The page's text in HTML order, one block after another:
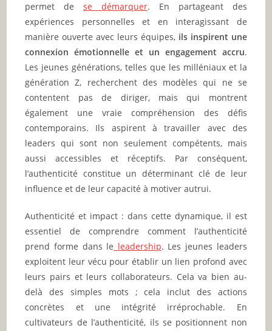
permet dese démarquer. En partageant des
expériences personnelles et en interagissant de
manière ouverte avec leurs équipes, ils inspirent une
connexion émotionnelle et un engagement accru.
Les jeunes générations, telles que les milléniaux et la
génération Z, recherchent des modèles qui ne se
contentent pas de diriger, mais qui montrent
également une vraie compréhension des défis
contemporains. Ils aspirent à travailler avec des
leaders qui sont non seulement compétents, mais
aussi accessibles et réceptifs. Par conséquent,
l’authenticité constitue un déterminant clé de leur
influence et de leur capacité à motiver autrui.
Authenticité et impact : dans cette dynamique, il est
essentiel de comprendre comment l’authenticité
prend forme dans le leadership. Les jeunes leaders
exploitent leur vécu pour établir un lien profond avec
leurs pairs et leurs collaborateurs. Cela va bien au-
delà des simples mots ; cela inclut des actions
concrètes et une intégrité irréprochable. En
cultivateurs de l’authenticité, ils se positionnent non